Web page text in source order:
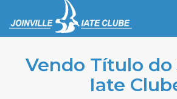
Vendo Título
Iate